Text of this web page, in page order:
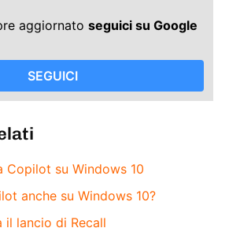
aggiornato seguici su Google
SEGUICI
su Windows 10
anche su Windows 10?
lancio di Recall